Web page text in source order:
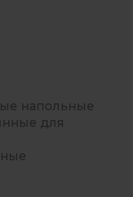
напольные
для